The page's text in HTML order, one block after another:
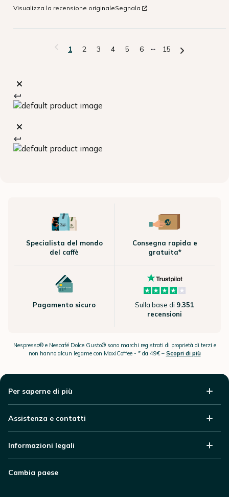
Visualizza la recensione originaleSegnala
1 2 3 4 5 6 15
Specialista del mondo
del caffè
Consegna rapida e
gratuita*
Pagamento sicuro Sulla base di 9.351
recensioni
Nespresso® e Nescafé Dolce Gusto® sono marchi registrati di proprietà di terzi e
non hanno alcun legame con MaxiCoffee - * da 49€ – Scopri di più
Per saperne di più
Assistenza e contatti
Informazioni legali
Cambia paese